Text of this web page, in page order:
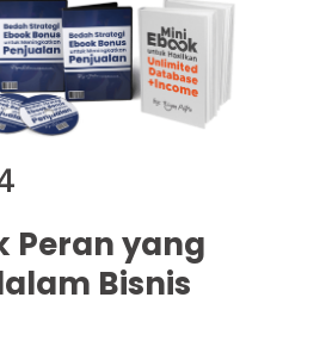
Peran yang
Bisnis